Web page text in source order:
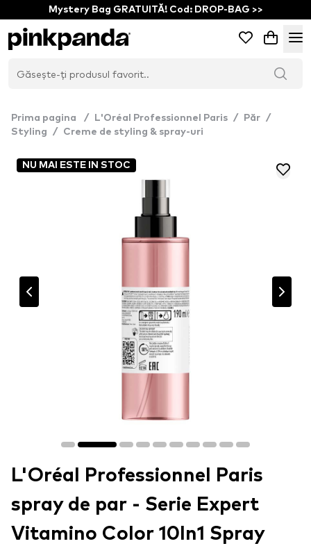
Mystery Bag GRATUITĂ! Cod: DROP-BAG >>
Prima pagina / L'Oréal Professionnel Paris / Păr /
Styling
/ Creme de styling & spray-uri
NU MAI ESTE IN STOC
L'Oréal Professionnel Paris
spray de par - Serie Expert
Vitamino Color 10In1 Spray